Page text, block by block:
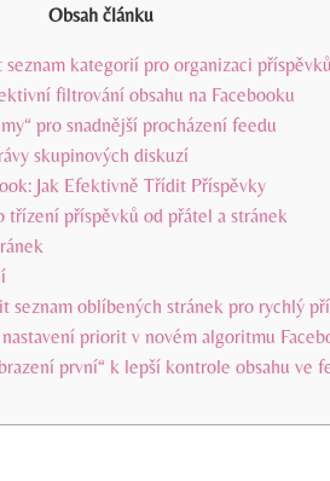
Obsah článku
kategorií pro organizaci příspěvků
filtrování obsahu na Facebooku
pro snadnější procházení feedu
skupinových diskuzí
Jak Efektivně Třídit Příspěvky
třízení příspěvků od přátel a stránek
seznam oblíbených stránek pro rychlý
priorit v novém algoritmu
první“ k lepší kontrole obsahu ve